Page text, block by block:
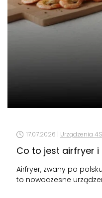
17.07.2026 | Urządzenia
Co to jest airfryer i
Airfryer, zwany po
to nowoczesne